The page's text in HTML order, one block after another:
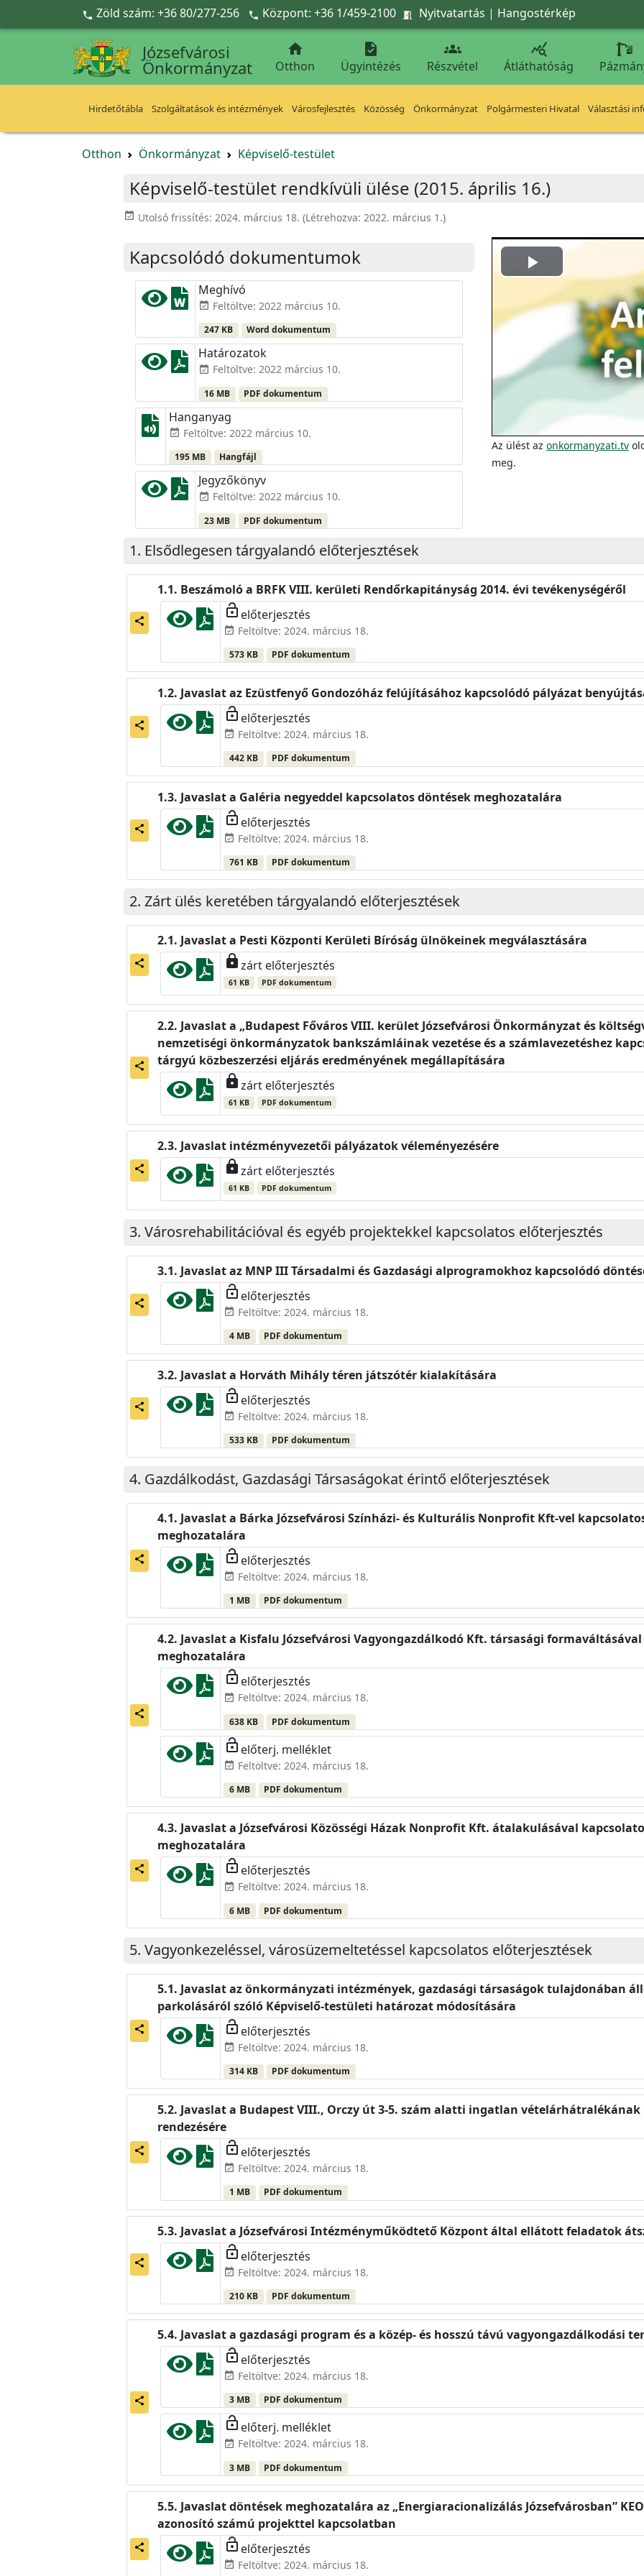
Ugrás a fő tartalomra
 Zöld szám: +36 80/277-256  Központ: +36 1/459-2100  Nyitvatartás | Hangostérkép
Józsefvárosi
Önkormányzat

Otthon

Ügyintézés

Részvétel

Átláthatóság
Hirdetőtábla Szolgáltatások és intézmények Városfejlesztés Közösség Önkormányzat Polgármesteri Hivatal Választási
Otthon Önkormányzat Képviselő-testület
Képviselő-testület rendkívüli ülése (2015. április 16.)
event_available Utolsó frissítés: 2024. március 18. (Létrehozva: 2022. március 1.)
Kapcsolódó dokumentumok
Meghívó
event_available Feltöltve: 2022 március 10.
247 KB Word dokumentum
Határozatok
event_available Feltöltve: 2022 március 10.
16 MB PDF dokumentum
Hanganyag
event_available Feltöltve: 2022 március 10.
195 MB Hangfájl
Jegyzőkönyv
event_available Feltöltve: 2022 március 10.
23 MB PDF dokumentum
Play
Video
Az ülést az onkormanyzati.tv
meg.
Elsődlegesen tárgyalandó előterjesztések
share
Beszámoló a BRFK VIII. kerületi Rendőrkapitányság 2014. évi tevékenységéről
lock_open előterjesztés
event_available Feltöltve: 2024. március 18.
573 KB PDF dokumentum
share
Javaslat az Ezüstfenyő Gondozóház felújításához kapcsolódó pályázat
lock_open előterjesztés
event_available Feltöltve: 2024. március 18.
442 KB PDF dokumentum
share
Javaslat a Galéria negyeddel kapcsolatos döntések meghozatalára
lock_open előterjesztés
event_available Feltöltve: 2024. március 18.
761 KB PDF dokumentum
Zárt ülés keretében tárgyalandó előterjesztések
share
Javaslat a Pesti Központi Kerületi Bíróság ülnökeinek megválasztására
lockzárt előterjesztés
61 KB PDF dokumentum
share
Javaslat a „Budapest Főváros VIII. kerület Józsefvárosi Önkormányzat és
nemzetiségi önkormányzatok bankszámláinak vezetése és a számlavezetéshez
tárgyú közbeszerzési eljárás eredményének megállapítására
lockzárt előterjesztés
61 KB PDF dokumentum
share
Javaslat intézményvezetői pályázatok véleményezésére
lockzárt előterjesztés
61 KB PDF dokumentum
Városrehabilitációval és egyéb projektekkel kapcsolatos előterjesztés
share
Javaslat az MNP III Társadalmi és Gazdasági alprogramokhoz kapcsolódó
lock_open előterjesztés
event_available Feltöltve: 2024. március 18.
4 MB PDF dokumentum
share
Javaslat a Horváth Mihály téren játszótér kialakítására
lock_open előterjesztés
event_available Feltöltve: 2024. március 18.
533 KB PDF dokumentum
Gazdálkodást, Gazdasági Társaságokat érintő előterjesztések
share
Javaslat a Bárka Józsefvárosi Színházi- és Kulturális Nonprofit Kft-vel
meghozatalára
lock_open előterjesztés
event_available Feltöltve: 2024. március 18.
1 MB PDF dokumentum
share
Javaslat a Kisfalu Józsefvárosi Vagyongazdálkodó Kft. társasági
meghozatalára
lock_open előterjesztés
event_available Feltöltve: 2024. március 18.
638 KB PDF dokumentum
lock_open előterj. melléklet
event_available Feltöltve: 2024. március 18.
6 MB PDF dokumentum
share
Javaslat a Józsefvárosi Közösségi Házak Nonprofit Kft. átalakulásával
meghozatalára
lock_open előterjesztés
event_available Feltöltve: 2024. március 18.
6 MB PDF dokumentum
Vagyonkezeléssel, városüzemeltetéssel kapcsolatos előterjesztések
share
Javaslat az önkormányzati intézmények, gazdasági társaságok tulajdonában
parkolásáról szóló Képviselő-testületi határozat módosítására
lock_open előterjesztés
event_available Feltöltve: 2024. március 18.
314 KB PDF dokumentum
share
Javaslat a Budapest VIII., Orczy út 3-5. szám alatti ingatlan
rendezésére
lock_open előterjesztés
event_available Feltöltve: 2024. március 18.
1 MB PDF dokumentum
share
Javaslat a Józsefvárosi Intézményműködtető Központ által ellátott feladatok
lock_open előterjesztés
event_available Feltöltve: 2024. március 18.
210 KB PDF dokumentum
share
Javaslat a gazdasági program és a közép- és hosszú távú vagyongazdálkodási
lock_open előterjesztés
event_available Feltöltve: 2024. március 18.
3 MB PDF dokumentum
lock_open előterj. melléklet
event_available Feltöltve: 2024. március 18.
3 MB PDF dokumentum
share
Javaslat döntések meghozatalára az „Energiaracionalizálás Józsefvárosban”
azonosító számú projekttel kapcsolatban
lock_open előterjesztés
event_available Feltöltve: 2024. március 18.